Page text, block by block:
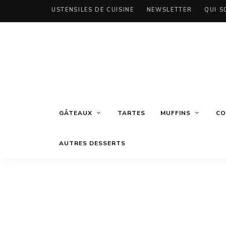
USTENSILES DE CUISINE NEWSLETTER QUI
GÂTEAUX TARTES MUFFINS
AUTRES DESSERTS